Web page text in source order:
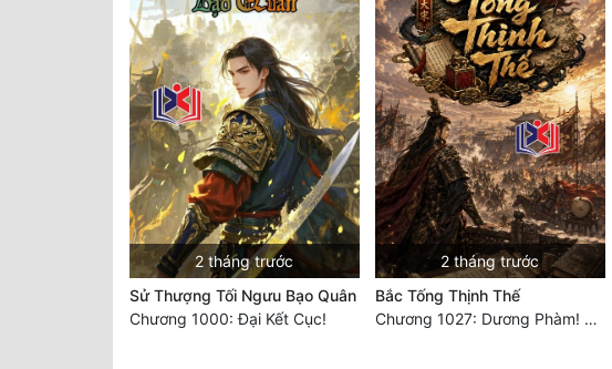
2 tháng trước
Sử Thượng Tối Ngưu Bạo Quân
Chương 1000: Đại Kết Cục!
2 tháng trước
Bắc Tống Thịnh Thế
Chương 1027: Dương Phàm! Viễn Hàng!